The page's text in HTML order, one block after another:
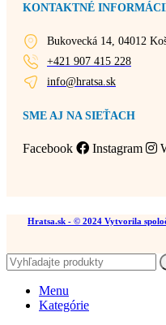
KONTAKTNÉ
Bukovecká 14, 04012
+421 907 415 228
info@hratsa.sk
SME AJ NA SIEŤACH
Facebook Instagram
Hratsa.sk - © 2024 Vytvorila
Menu
Kategórie